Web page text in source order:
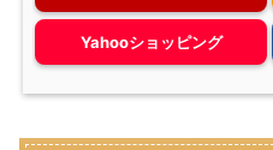
Yahooショッピング